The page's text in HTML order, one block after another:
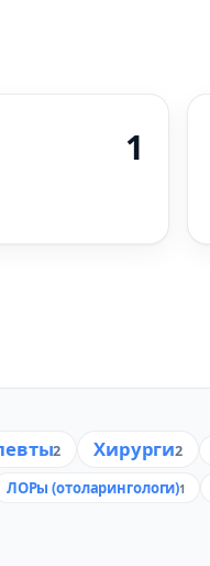
1
2 Хирурги2
ЛОРы (отоларингологи)1